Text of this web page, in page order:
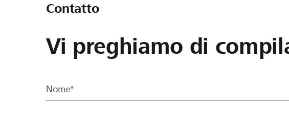
Contatto
Vi preghiamo di
Nome*